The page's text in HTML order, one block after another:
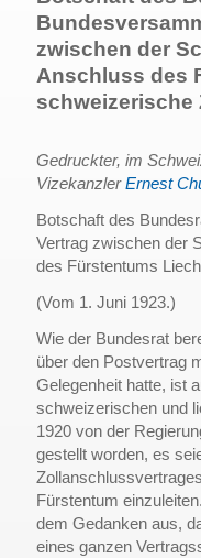
zwischen der
Anschluss des
schweizerische
Gedruckter, im
VizekanzlerErnest
Botschaft des
Vertrag zwischen der
des Fürstentums
(Vom 1. Juni 1923.)
Wie der Bundesrat
über den Postvertrag
Gelegenheit hatte, ist
schweizerischen und
1920 von der
gestellt worden, es
Fürstentum
dem Gedanken aus,
eines ganzen